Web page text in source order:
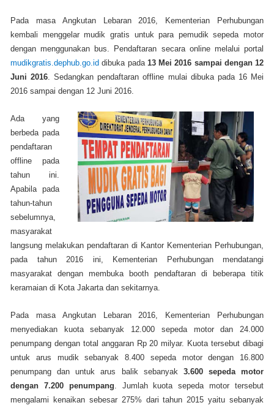
Pada masa Angkutan Lebaran 2016, Kementerian Perhubungan
kembali menggelar mudik gratis untuk para pemudik sepeda motor
dengan menggunakan bus. Pendaftaran secara online melalui portal
mudikgratis.dephub.go.id dibuka pada 13 Mei 2016 sampai dengan 12
Juni 2016 . Sedangkan pendaftaran offline mulai dibuka pada 16 Mei
2016 sampai dengan 12 Juni 2016.
Ada yang
berbeda pada
pendaftaran
offline pada
tahun ini.
Apabila pada
tahun-tahun
sebelumnya,
masyarakat
langsung melakukan pendaftaran di Kantor Kementerian Perhubungan,
pada tahun 2016 ini, Kementerian Perhubungan mendatangi
masyarakat dengan membuka booth pendaftaran di beberapa titik
keramaian di Kota Jakarta dan sekitarnya.
Pada masa Angkutan Lebaran 2016, Kementerian Perhubungan
menyediakan kuota sebanyak 12.000 sepeda motor dan 24.000
penumpang dengan total anggaran Rp 20 milyar. Kuota tersebut dibagi
untuk arus mudik sebanyak 8.400 sepeda motor dengan 16.800
penumpang dan untuk arus balik sebanyak 3.600 sepeda motor
dengan 7.200 penumpang . Jumlah kuota sepeda motor tersebut
mengalami kenaikan sebesar 275% dari tahun 2015 yaitu sebanyak